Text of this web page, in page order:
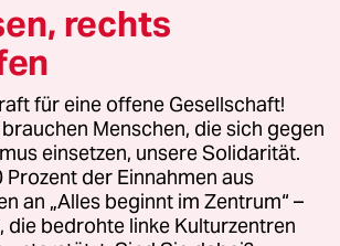
und Vertriebs GmbH
Bei rechtlichen Fragen oder für Genehmigungen
lizenzen@taz.de
Kommune-Richtlinien
Datenschutz Impressum AGB
rechts
für eine offene Gesellschaft!
Menschen, die sich gegen
einsetzen, unsere Solidarität.
Prozent der Einnahmen aus
an „Alles beginnt im Zentrum“ –
die bedrohte linke Kulturzentren